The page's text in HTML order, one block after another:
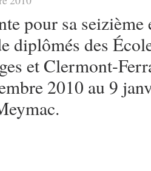
pour sa
diplômés des
et Clermont-
2010 au 9